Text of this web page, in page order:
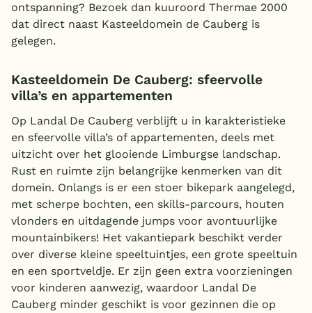
ontspanning? Bezoek dan kuuroord Thermae 2000
dat direct naast Kasteeldomein de Cauberg is
gelegen.
Kasteeldomein De Cauberg: sfeervolle
villa’s en appartementen
Op Landal De Cauberg verblijft u in karakteristieke
en sfeervolle villa’s of appartementen, deels met
uitzicht over het glooiende Limburgse landschap.
Rust en ruimte zijn belangrijke kenmerken van dit
domein. Onlangs is er een stoer bikepark aangelegd,
met scherpe bochten, een skills-parcours, houten
vlonders en uitdagende jumps voor avontuurlijke
mountainbikers! Het vakantiepark beschikt verder
over diverse kleine speeltuintjes, een grote speeltuin
en een sportveldje. Er zijn geen extra voorzieningen
voor kinderen aanwezig, waardoor Landal De
Cauberg minder geschikt is voor gezinnen die op